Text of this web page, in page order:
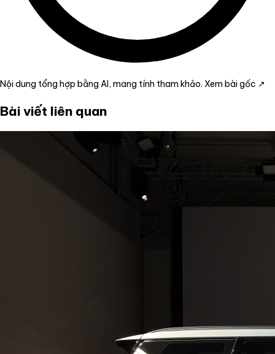
Nội dung tổng hợp bằng AI, mang tính tham khảo. Xem bài gốc ↗
Bài viết liên quan